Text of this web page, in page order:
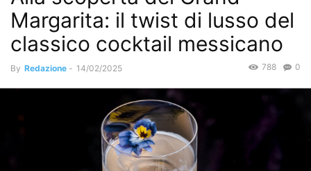
Margarita: il twist di lusso del
classico cocktail messicano
By Redazione - 14/02/2025 0
788